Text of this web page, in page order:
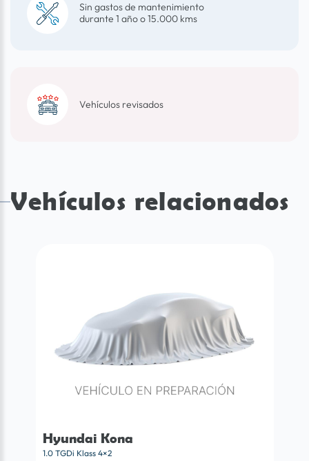
Sin gastos de mantenimiento
durante 1 año o 15.000 kms
Vehículos revisados
Vehículos relacionados
Hyundai Kona
1.0 TGDi Klass 4×2